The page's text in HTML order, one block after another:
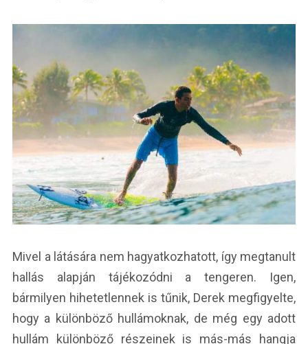
Mivel a látására nem hagyatkozhatott, így megtanult
hallás alapján tájékozódni a tengeren. Igen,
bármilyen hihetetlennek is tűnik, Derek megfigyelte,
hogy a különböző hullámoknak, de még egy adott
hullám különböző részeinek is más-más hangja